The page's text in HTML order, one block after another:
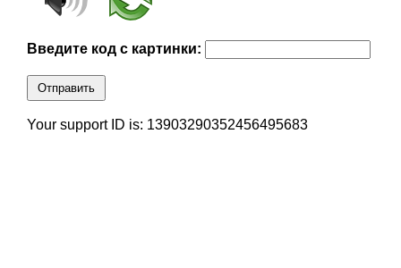
Введите код с картинки:
Отправить
Your support ID is: 13903290352456495683